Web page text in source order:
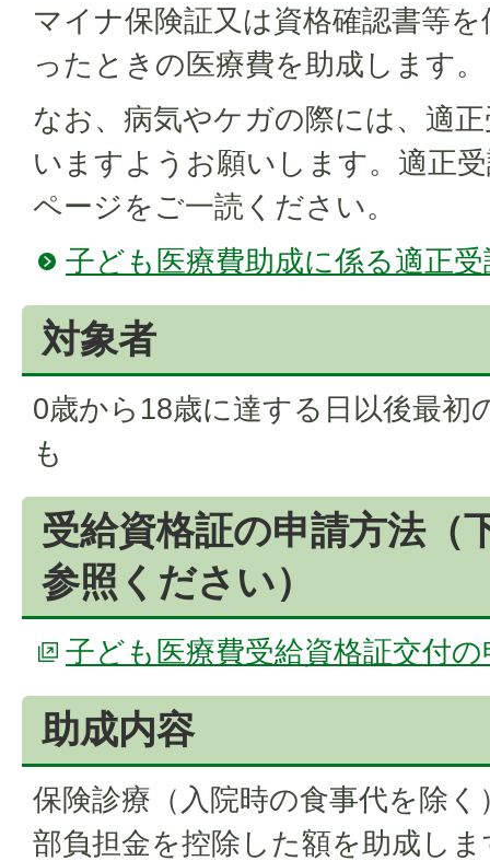
マイナ保険証又は資格確認書等
ったときの医療費を助成します。
なお、病気やケガの際には、適
いますようお願いします。適正
ページをご一読ください。
子ども医療費助成に係る適正
対象者
0歳から18歳に達する日以後最初
も
受給資格証の申請方法（
参照ください）
子ども医療費受給資格証交付の
助成内容
保険診療（入院時の食事代を除
部負担金を控除した額を助成しま